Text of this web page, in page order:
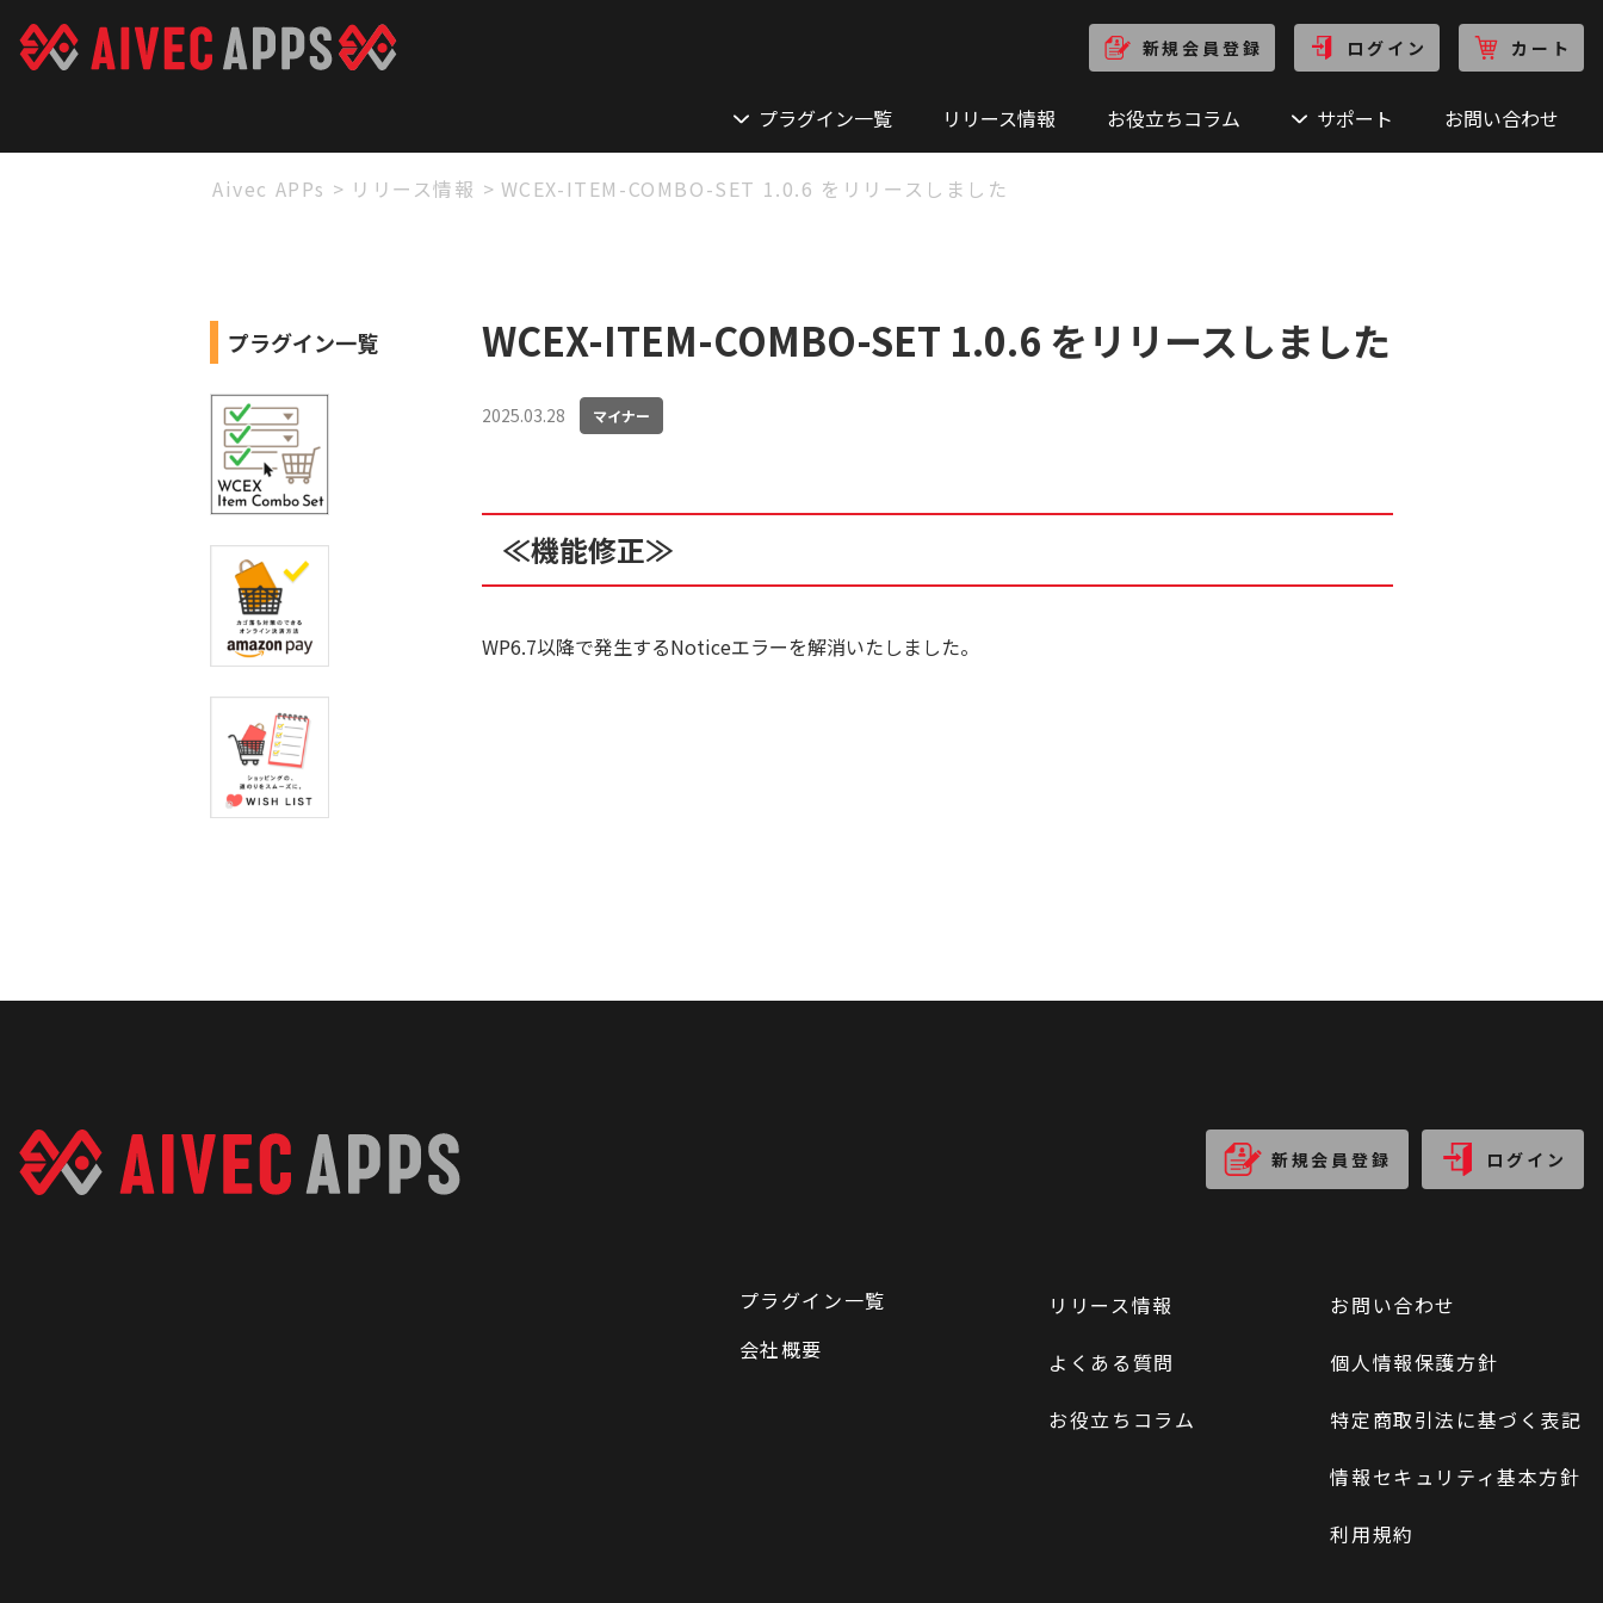
新規会員登録 ログイン カート
プラグイン一覧 リリース情報 お役立ちコラム サポート お問い合わせ
Aivec APPs > リリース情報 > WCEX-ITEM-COMBO-SET 1.0.6 をリリースしました
プラグイン一覧 WCEX-ITEM-COMBO-SET 1.0.6 をリリースしました
2025.03.28 マイナー
≪機能修正≫
WP6.7以降で発生するNoticeエラーを解消いたしました。
新規会員登録 ログイン
プラグイン一覧
会社概要
リリース情報
よくある質問
お役立ちコラム
お問い合わせ
個人情報保護方針
特定商取引法に基づく表記
情報セキュリティ基本方針
利用規約